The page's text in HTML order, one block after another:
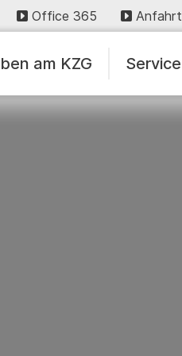
Office 365 Anfahrt
am KZG Service